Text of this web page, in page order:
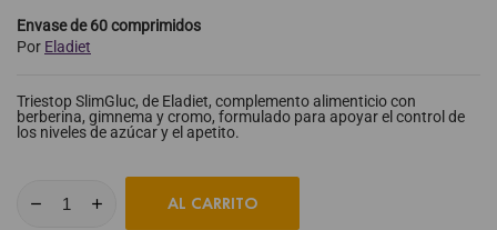
Envase de 60 comprimidos
Por Eladiet
Triestop SlimGluc, de Eladiet, complemento alimenticio con
berberina, gimnema y cromo, formulado para apoyar el control de
los niveles de azúcar y el apetito.
AL CARRITO